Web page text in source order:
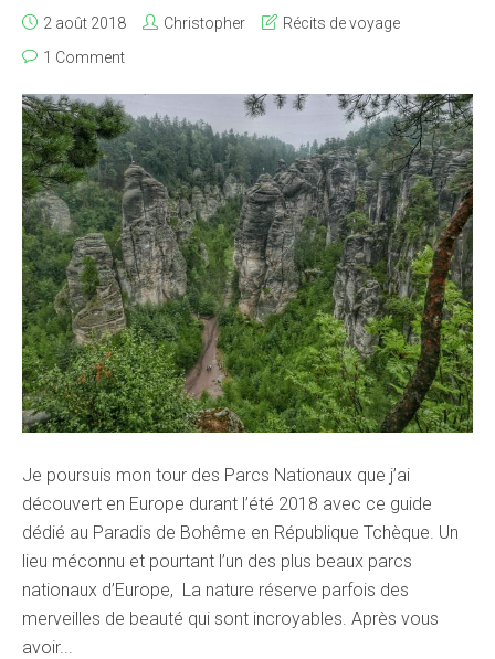
2 août 2018 Christopher
Récits de voyage
1 Comment
Je poursuis mon tour des Parcs Nationaux que j’ai
découvert en Europe durant l’été 2018 avec ce guide
dédié au Paradis de Bohême en République Tchèque. Un
lieu méconnu et pourtant l’un des plus beaux parcs
nationaux d’Europe, La nature réserve parfois des
merveilles de beauté qui sont incroyables. Après vous
avoir...